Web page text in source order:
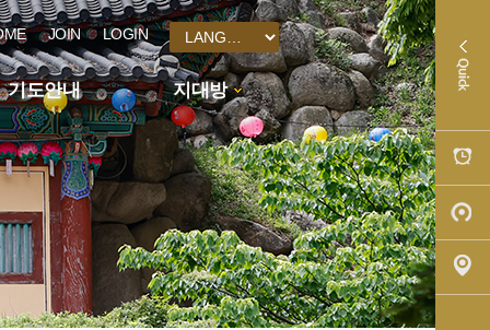
JOIN LOGIN
기도안내 지대방